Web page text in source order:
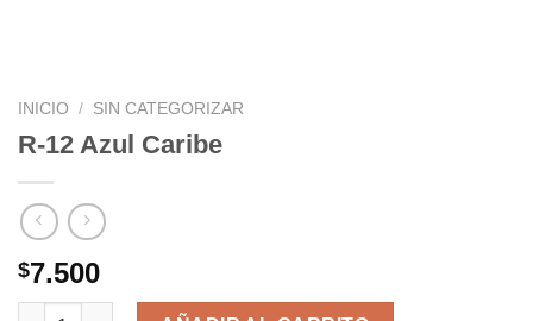
INICIO / SIN CATEGORIZAR
R-12 Azul Caribe
$7.500
R-12 Azul Caribe cantidad